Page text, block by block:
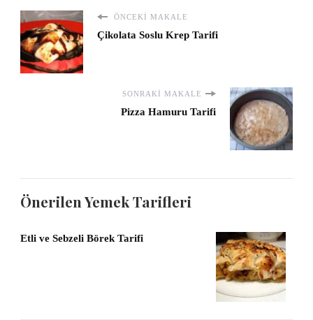
ÖNCEKI MAKALE
Çikolata Soslu Krep Tarifi
SONRAKI MAKALE
Pizza Hamuru Tarifi
Önerilen Yemek Tarifleri
Etli ve Sebzeli Börek Tarifi